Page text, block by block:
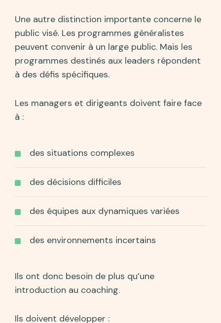
Une autre distinction importante concerne le
public visé. Les programmes généralistes
peuvent convenir à un large public. Mais les
programmes destinés aux leaders répondent
à des défis spécifiques.
Les managers et dirigeants doivent faire face
à :
des situations complexes
des décisions difficiles
des équipes aux dynamiques variées
des environnements incertains
Ils ont donc besoin de plus qu’une
introduction au coaching.
Ils doivent développer :